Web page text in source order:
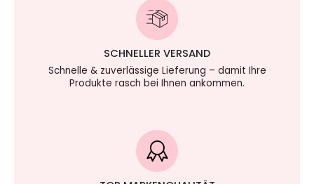
SCHNELLER VERSAND
Schnelle & zuverlässige Lieferung – damit Ihre
Produkte rasch bei Ihnen ankommen.